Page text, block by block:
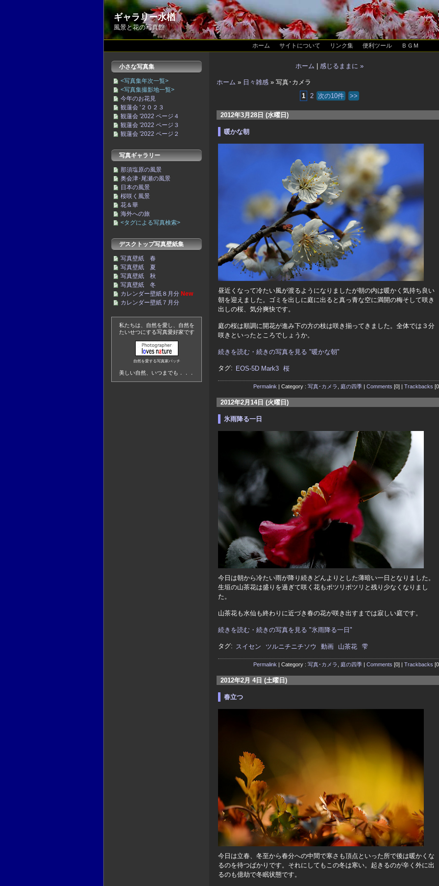
ギャラリー水楢
風景と花の写真館
ホーム サイトについて リンク集 便利ツール ＢＧＭ
ホーム 感じるままに »
ホーム » 日々雑感 » 写真･カメラ
1
2 次の10件 >>
2012年3月28日 (水曜日)
暖かな朝
昼近くなって冷たい風が渡るようになりましたが朝の内は暖かく気持ち良い
朝を迎えました。ゴミを出しに庭に出ると真っ青な空に満開の梅そして咲き
出しの桜、気分爽快です。
庭の桜は順調に開花が進み下の方の枝は咲き揃ってきました。全体では３分
咲きといったところでしょうか。
続きを読む・続きの写真を見る "暖かな朝"
タグ: EOS-5D Mark3 桜
Permalink | Category : 写真･カメラ 庭の四季 | Comments [0] | Trackbacks
2012年2月14日 (火曜日)
氷雨降る一日
今日は朝から冷たい雨が降り続きどんよりとした薄暗い一日となりました。
生垣の山茶花は盛りを過ぎて咲く花もポツリポツリと残り少なくなりまし
た。
山茶花も水仙も終わりに近づき春の花が咲き出すまでは寂しい庭です。
続きを読む・続きの写真を見る "氷雨降る一日"
タグ: スイセン ツルニチニチソウ 動画 山茶花 雫
Permalink | Category : 写真･カメラ 庭の四季 | Comments [0] | Trackbacks
2012年2月 4日 (土曜日)
春立つ
今日は立春、冬至から春分への中間で寒さも頂点といった所で後は暖かくな
るのを待つばかりです。それにしてもこの冬は寒い。起きるのが辛く外に出
るのも億劫で冬眠状態です。
小さな写真集
<写真集年次一覧>
<写真集撮影地一覧>
今年のお花見
観蓮会 '２０２３
観蓮会 '2022 ページ４
観蓮会 '2022 ページ３
観蓮会 '2022 ページ２
写真ギャラリー
那須塩原の風景
奥会津･尾瀬の風景
日本の風景
桜咲く風景
花＆華
海外への旅
<タグによる写真検索>
デスクトップ写真壁紙集
写真壁紙 春
写真壁紙 夏
写真壁紙 秋
写真壁紙 冬
カレンダー壁紙８月分 New
カレンダー壁紙７月分
私たちは、自然を愛し、自然を
たいせつにする写真愛好家です
自然を愛する写真家バッチ
美しい自然、いつまでも．．．